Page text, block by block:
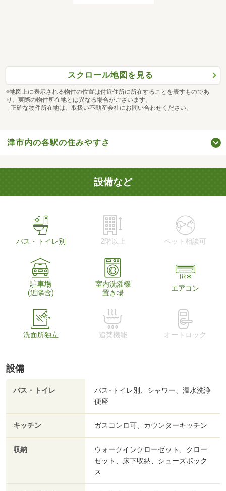
スクロール地図を見る
※地図上に表示される物件の位置は付近住所に所在することを表すものであ
り、実際の物件所在地とは異なる場合がございます。
正確な物件所在地は、取扱い不動産会社にお問い合わせください。
津市内の各駅の住みやすさ
設備など
バス・トイレ別 2階以上 ペット相談可
駐車場
(近隣含)
室内洗濯機
置き場
エアコン
洗面所独立 追焚機能 オートロック
設備
バス・トイレ
バス･トイレ別、シャワー、温水洗浄
便座
キッチン ガスコンロ可、カウンターキッチン
収納
ウォークインクローゼット、クロー
ゼット、床下収納、シューズボック
ス